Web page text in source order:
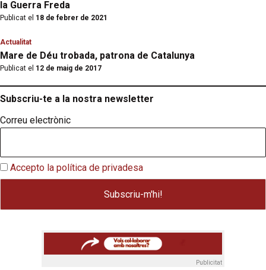
la Guerra Freda
Publicat el 18 de febrer de 2021
Actualitat
Mare de Déu trobada, patrona de Catalunya
Publicat el 12 de maig de 2017
Subscriu-te a la nostra newsletter
Correu electrònic
Accepto la política de privadesa
Publicitat